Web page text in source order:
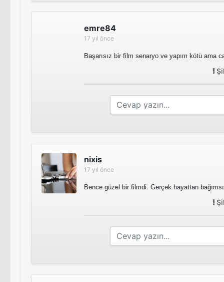
emre84
17 yıl önce
Başarısız bir film senaryo ve yapım kötü ama
nixis
17 yıl önce
Bence güzel bir filmdi. Gerçek hayattan